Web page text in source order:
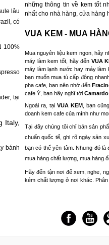
lâu
có
100%
tại
Italy,
bánh
những thông tin về kem tốt
nhất cho nhà hàng, cửa hàng
VUA KEM - MUA
Mua nguyên liệu kem ngon, hãy
máy làm kem tốt, hãy đến VUA
máy làm lạnh nước hay máy
bạn muốn mua tủ cấp đông
pha cafe, bạn nên nhớ đến
cafe Ý, bạn hãy nghĩ tới Camardo
Ngoài ra, tại VUA KEM , bạn
doanh kem cafe của mình như
Tại đây chúng tôi chỉ bán sản
chuẩn quốc tế, ghi rõ ngày sản
bạn có thể yên tâm. Nhưng đó là
mua hàng chất lượng, mua hàng
Hãy đến tận nơi để xem, nghe,
kém chất lượng ở nơi khác.